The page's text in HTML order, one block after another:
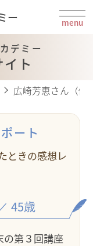
ー menu
デミー
ト
広崎芳恵さん（仮
ート
ときの感想レ
45歳
の第３回講座